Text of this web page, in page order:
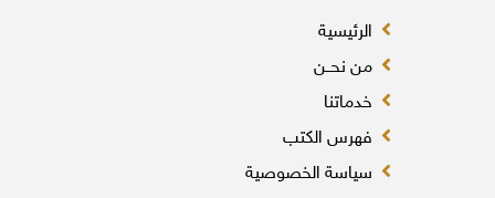
الرئيسية
من نحــن
خدماتنا
فهرس الكتب
سياسة الخصوصية